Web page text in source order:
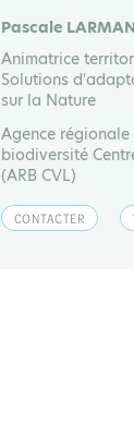
Pascale
Animatrice
Solutions
sur la Nature
Agence régionale
biodiversité
(ARB CVL)
CONTACTER